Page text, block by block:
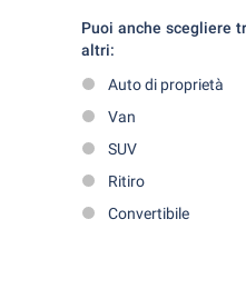
Puoi anche scegliere
altri:
Auto di proprietà
Van
SUV
Ritiro
Convertibile